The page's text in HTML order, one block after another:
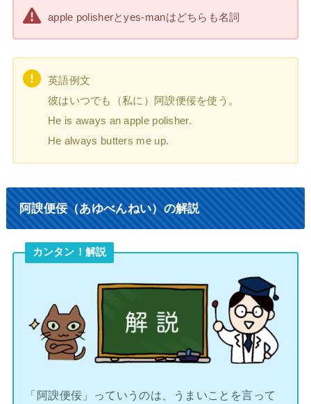
apple polisherとyes-manはどちらも名詞
英語例文
彼はいつでも（私に）阿諛便佞を使う。
He is aways an apple polisher.
He always butters me up.
阿諛便佞（あゆべんねい）の解説
カンタン！解説
「阿諛便佞」っていうのは、うまいことを言って